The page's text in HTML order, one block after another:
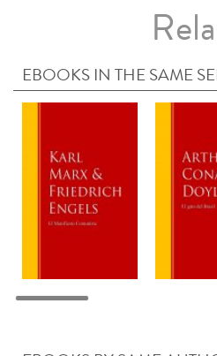
EBOOKS IN THE SAME